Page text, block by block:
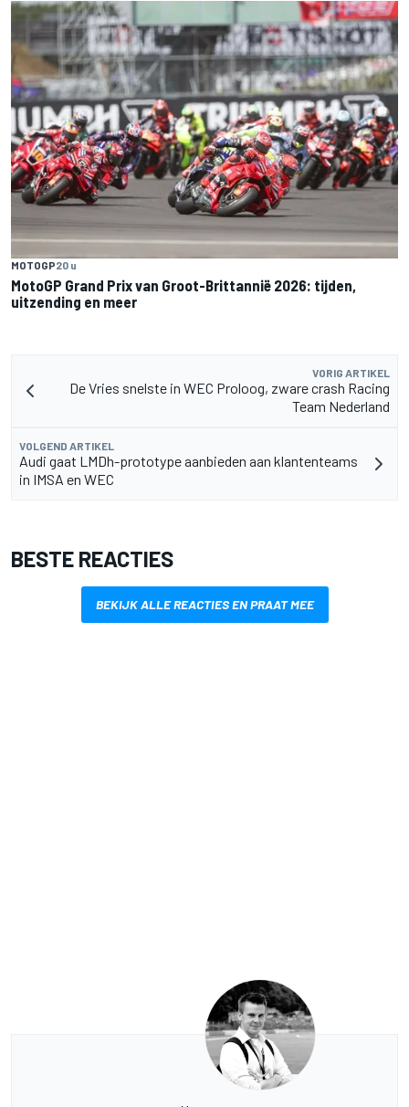
MOTOGP20 u
MotoGP Grand Prix van Groot-Brittannië 2026: tijden,
uitzending en meer
VORIG ARTIKEL
De Vries snelste in WEC Proloog, zware crash Racing
Team Nederland
VOLGEND ARTIKEL
Audi gaat LMDh-prototype aanbieden aan klantenteams
in IMSA en WEC
BESTE REACTIES
BEKIJK ALLE REACTIES EN PRAAT MEE